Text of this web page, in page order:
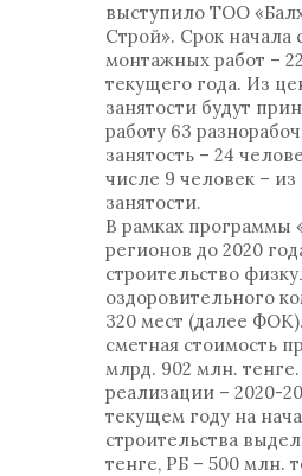
выступило ТОО
Строй». Срок начала
монтажных работ –
текущего года. Из
занятости будут
работу 63
занятость – 24
числе 9 человек –
занятости.
В рамках программы
регионов до 2020
строительство
оздоровительного
320 мест (далее
сметная стоимость
млрд. 902 млн.
реализации – 2020-
текущем году на
строительства
тенге, РБ – 500 млн.